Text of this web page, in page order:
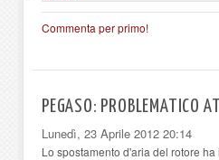
Commenta per primo!
PEGASO: PROBLEMATICO
Lunedì, 23 Aprile 2012 20:14
Lo spostamento d'aria del rotore